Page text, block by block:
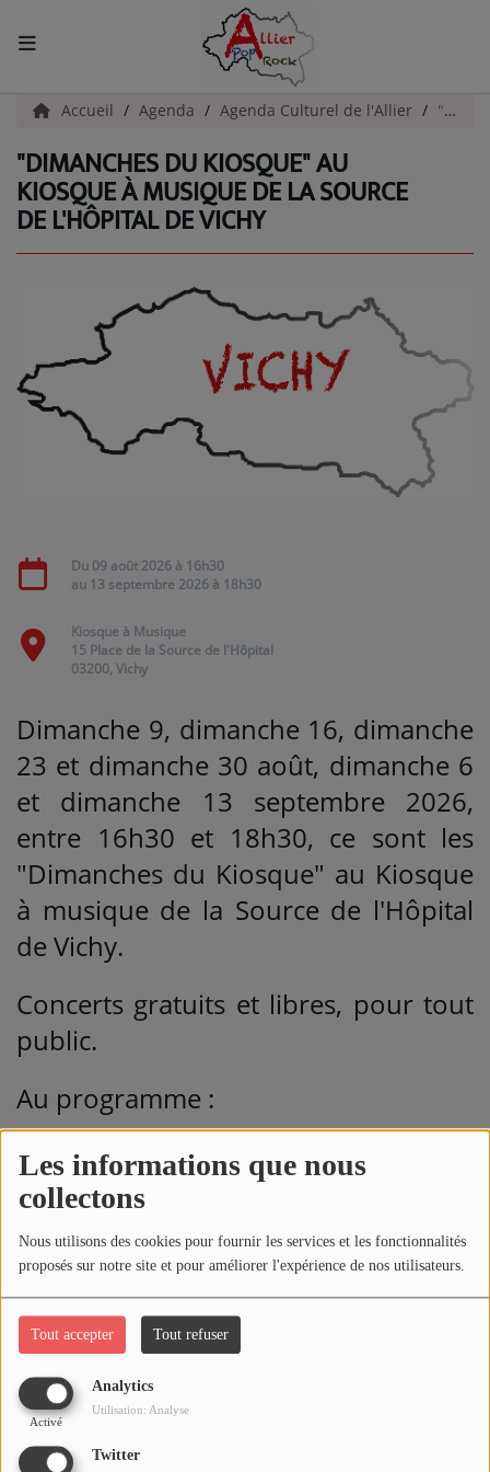
Les informations que nous
collectons
Nous utilisons des cookies pour fournir les services et les fonctionnalités
proposés sur notre site et pour améliorer l'expérience de nos utilisateurs.
Tout accepter Tout refuser
Analytics
Activé
Utilisation: Analyse
Twitter
ACCUEIL
Actualités
INFOS - ALLIER
INFOS POP ROCK
La Radio
EMISSIONS
PODCASTS
Agenda
Titres diffusés
Se connecter
Accueil Agenda Agenda Culturel de l'Allier "Dimanches du Kiosque" au Kiosque à Musique de la Source de l'Hôpital de Vichy
"DIMANCHES DU KIOSQUE" AU
KIOSQUE À MUSIQUE DE LA SOURCE
DE L'HÔPITAL DE VICHY
Du 09 août 2026 à 16h30
au 13 septembre 2026 à 18h30
Kiosque à Musique
15 Place de la Source de l'Hôpital
03200, Vichy
Dimanche 9, dimanche 16, dimanche
23 et dimanche 30 août, dimanche 6
et dimanche 13 septembre 2026,
entre 16h30 et 18h30, ce sont les
"Dimanches du Kiosque" au Kiosque
à musique de la Source de l'Hôpital
de Vichy.
Concerts gratuits et libres, pour tout
public.
Au programme :
Dimanche 9 août 2026 : Jane For Tea
(chanson vintage pop ukulélés).
Dimanche 16 août 2026 : Tripote
Swing (Jazz Manouche et chanson
française).
Dimanche 23 août 2026 : Belfour
(chanson française poétique et rock).